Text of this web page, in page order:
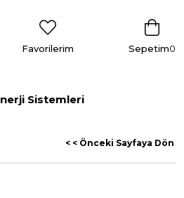
Sepetim0
Favorilerim
Sistemleri
< < Önceki Sayfaya Dön